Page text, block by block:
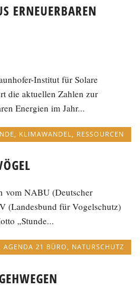
ERNEUERBAREN
Institut für Solare
die aktuellen Zahlen zur
Energien im Jahr...
KLIMAWANDEL RESSOURCEN
vom NABU (Deutscher
(Landesbund für Vogelschutz)
„Stunde...
AGENDA 21 BÜRO, NATURSCHUTZ